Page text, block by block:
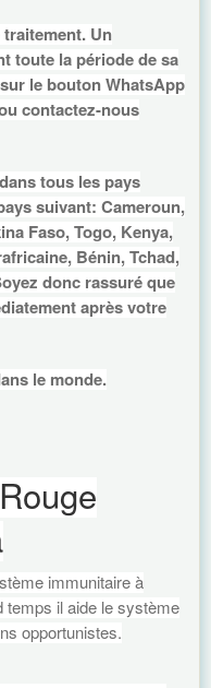
Un
toute la période de sa
le bouton WhatsApp
contactez-nous
tous les pays
suivant: Cameroun,
Faso, Togo, Kenya,
Bénin, Tchad,
donc rassuré que
après votre
le monde.
immunitaire à
temps il aide le système
opportunistes.